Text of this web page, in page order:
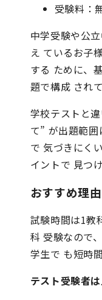
受験料：
中学受験や公
え ているお子
する ために、
題で構成 されて
学校テストと
て” が出題範
で 気づきにく
イントで 見つ
おすすめ理
試験時間は1教
科 受験なので
学生で も短時
テスト受験者